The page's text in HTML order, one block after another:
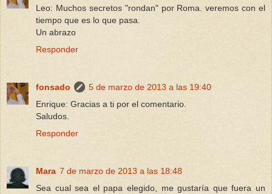
Leo: Muchos secretos "rondan" por Roma. veremos con el
tiempo que es lo que pasa.
Un abrazo
Responder
fonsado
5 de marzo de 2013 a las 19:40
Enrique: Gracias a ti por el comentario.
Saludos.
Responder
Mara 7 de marzo de 2013 a las 18:48
Sea cual sea el papa elegido, me gustaría que fuera un